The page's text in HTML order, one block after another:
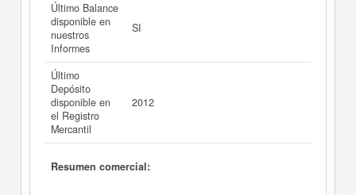
Último Balance
disponible en
nuestros
Informes
SI
Último
Depósito
disponible en
el Registro
Mercantil
2012
Resumen comercial: